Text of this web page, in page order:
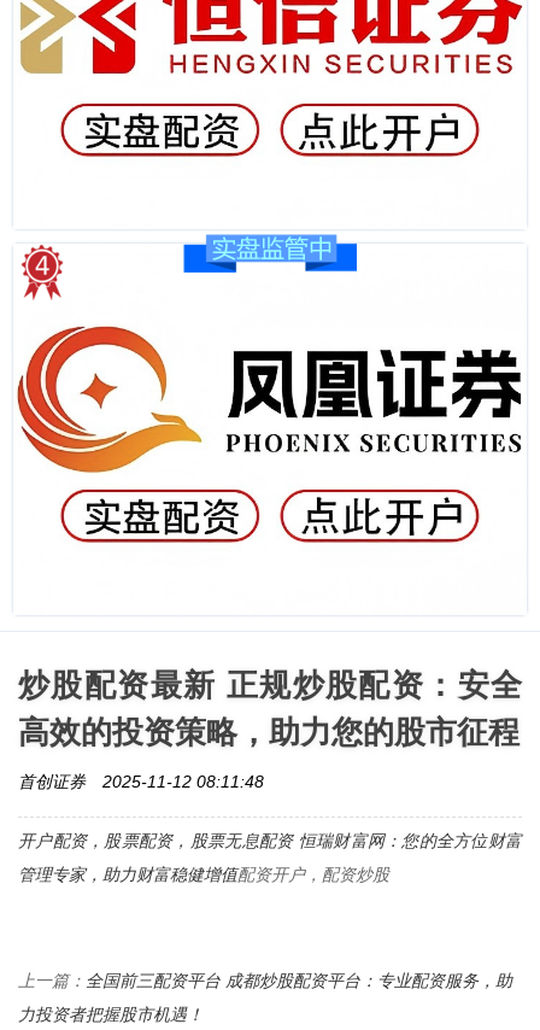
炒股配资最新 正规炒股配资：安全
高效的投资策略，助力您的股市征程
首创证券 2025-11-12 08:11:48
开户配资，股票配资， 股票无息配资 恒瑞财富网：您的全方位财富
管理专家，助力财富稳健增值配资开户，配资炒股
上一篇： 全国前三配资平台 成都炒股配资平台：专业配资服务，助
力投资者把握股市机遇！